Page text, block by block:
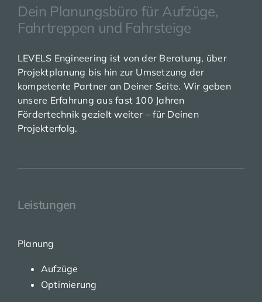
Dein Planungsbüro für Aufzüge,
Fahrtreppen und Fahrsteige
LEVELS Engineering ist von der Beratung, über
Projektplanung bis hin zur Umsetzung der
kompetente Partner an Deiner Seite. Wir geben
unsere Erfahrung aus fast 100 Jahren
Fördertechnik gezielt weiter – für Deinen
Projekterfolg.
Leistungen
Planung
Aufzüge
Optimierung